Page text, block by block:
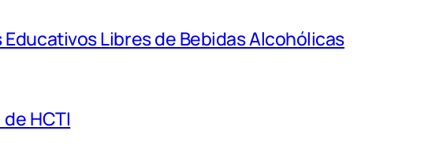
Libres de Bebidas Alcohólicas
HCTI